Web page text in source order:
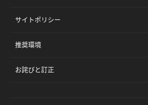
サイトポリシー
推奨環境
お詫びと訂正